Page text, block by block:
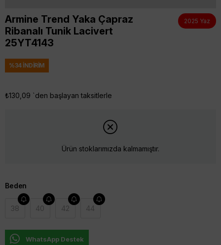
Armine Trend Yaka Çapraz
Ribanalı Tunik Lacivert
25YT4143
2025 Yaz
%34İNDIRIM
₺130,09 `den başlayan taksitlerle
Ürün stoklarımızda kalmamıştır.
Beden
38 40 42 44
WhatsApp Destek